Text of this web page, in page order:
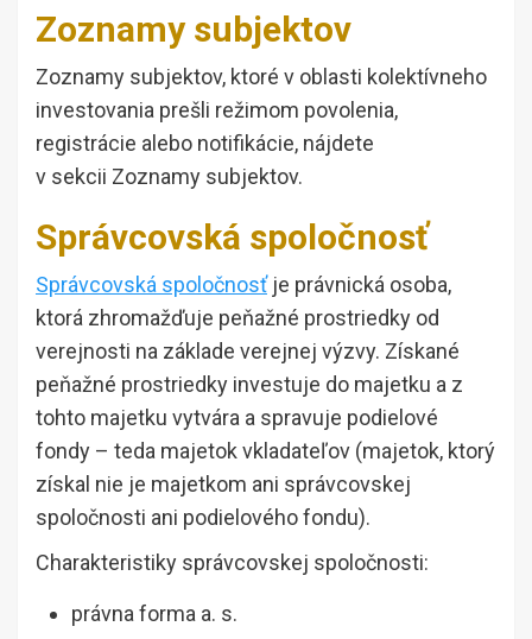
Zoznamy subjektov
Zoznamy subjektov, ktoré v oblasti kolektívneho
investovania prešli režimom povolenia,
registrácie alebo notifikácie, nájdete
v sekcii Zoznamy subjektov.
Správcovská spoločnosť
Správcovská spoločnosťje právnická osoba,
ktorá zhromažďuje peňažné prostriedky od
verejnosti na základe verejnej výzvy. Získané
peňažné prostriedky investuje do majetku a z
tohto majetku vytvára a spravuje podielové
fondy – teda majetok vkladateľov (majetok, ktorý
získal nie je majetkom ani správcovskej
spoločnosti ani podielového fondu).
Charakteristiky správcovskej spoločnosti:
právna forma a. s.